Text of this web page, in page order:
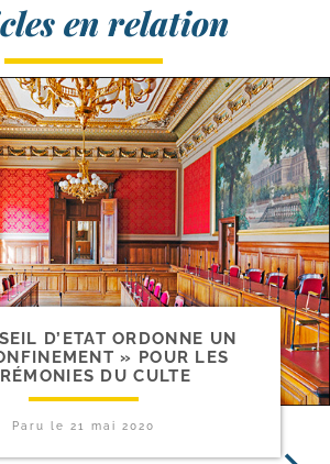
en relation
D’ETAT ORDONNE UN
» POUR LES
DU CULTE
Paru le 21 mai 2020